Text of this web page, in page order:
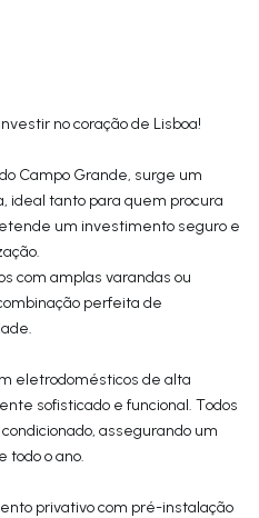
no coração de Lisboa!
Campo Grande, surge um
tanto para quem procura
um investimento seguro e
com amplas varandas ou
perfeita de
eletrodomésticos de alta
sofisticado e funcional. Todos
assegurando um
todo o ano.
privativo com pré-instalação